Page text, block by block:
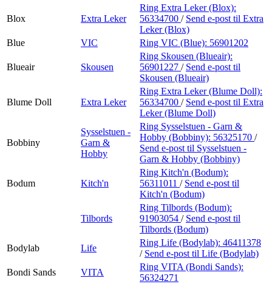
Blox Extra Leker
Ring Extra Leker (Blox):
56334700 / Send e-post til Extra
Leker (Blox)
Blue
VIC Ring VIC (Blue): 56901202
Blueair Skousen
Ring Skousen (Blueair):
56901227 / Send e-post til
Skousen (Blueair)
Blume Doll Extra Leker
Ring Extra Leker (Blume Doll):
56334700 / Send e-post til Extra
Leker (Blume Doll)
Bobbiny
Sysselstuen -
Garn &
Hobby
Ring Sysselstuen - Garn &
Hobby (Bobbiny): 56325170 /
Send e-post til Sysselstuen -
Garn & Hobby (Bobbiny)
Bodum Kitch'n
Ring Kitch'n (Bodum):
56311011 / Send e-post til
Kitch'n (Bodum)
Tilbords
Ring Tilbords (Bodum):
91903054 / Send e-post til
Tilbords (Bodum)
Bodylab
Life
Ring Life (Bodylab): 46411378
/ Send e-post til Life (Bodylab)
Bondi Sands
VITA
Ring VITA (Bondi Sands):
56324271